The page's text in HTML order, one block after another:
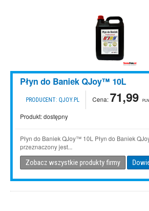
Płyn do Baniek QJoy™ 10L
PRODUCENT: QJOY.PL Cena:71,99 PLN
Produkt:dostępny
Płyn do Baniek QJoy™ 10L Płyn do Baniek
przeznaczony jest...
Zobacz wszystkie produkty firmy